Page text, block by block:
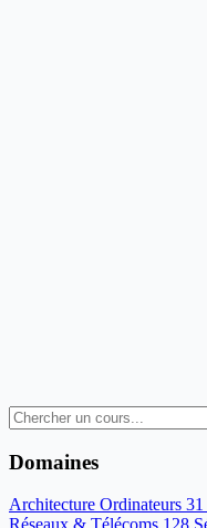
Domaines
Architecture Ordinateurs 31